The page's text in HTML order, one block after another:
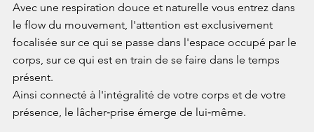
Avec une respiration douce et naturelle vous entrez dans
le flow du mouvement, l'attention est exclusivement
focalisée sur ce qui se passe dans l'espace occupé par le
corps, sur ce qui est en train de se faire dans le temps
présent.
Ainsi connecté à l'intégralité de votre corps et de votre
présence, le lâcher‑prise émerge de lui‑même.